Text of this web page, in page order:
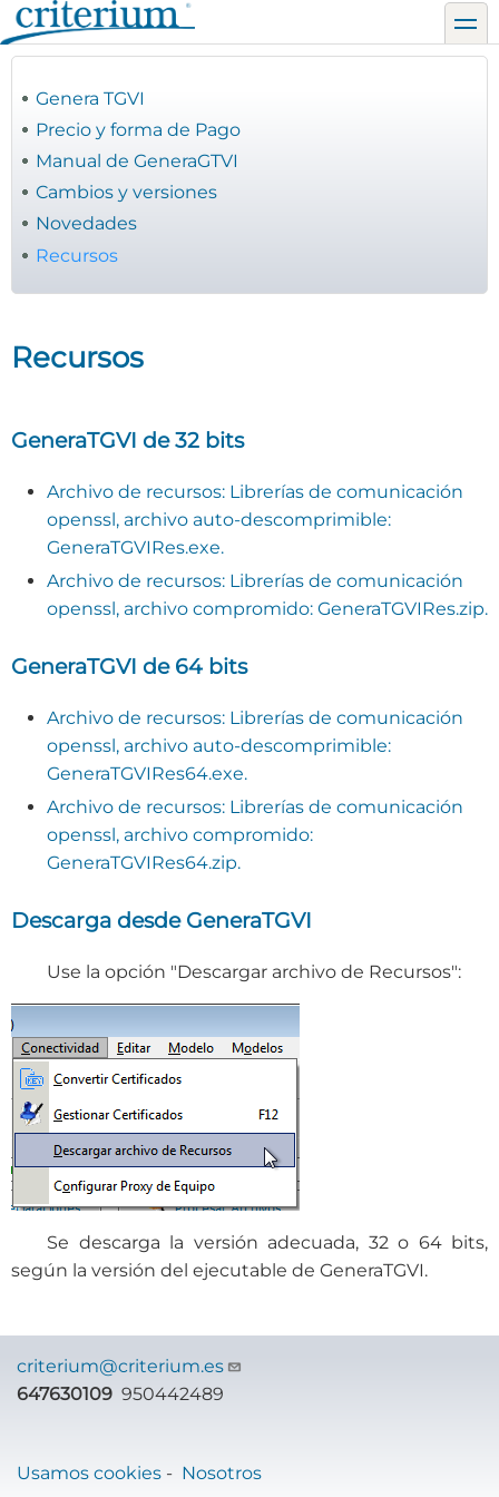
Pasar
al
principal
Genera TGVI
Precio y forma de Pago
Manual de GeneraGTVI
Cambios y versiones
Novedades
Recursos
Recursos
GeneraTGVI de 32 bits
Archivo de recursos: Librerías de comunicación
openssl, archivo auto-descomprimible:
GeneraTGVIRes.exe.
Archivo de recursos: Librerías de comunicación
openssl, archivo compromido: GeneraTGVIRes.zip.
GeneraTGVI de 64 bits
Archivo de recursos: Librerías de comunicación
openssl, archivo auto-descomprimible:
GeneraTGVIRes64.exe.
Archivo de recursos: Librerías de comunicación
openssl, archivo compromido:
GeneraTGVIRes64.zip.
Descarga desde GeneraTGVI
Use la opción "Descargar archivo de Recursos":
Se descarga la versión adecuada, 32 o 64 bits,
según la versión del ejecutable de GeneraTGVI.
criterium@criterium.es
647630109 950442489
Usamos cookies - Nosotros